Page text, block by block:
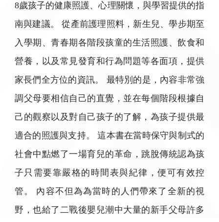
8歲孩子的健康照護、心理關懷，與學習提供的指
南與建議。 從產前護理照料，新生兒、學步期至
入學期、青春期各階段孩童的生活照護、飲食和
營養，以及常見發育和行為問題等各面項，提供
家長們全方位的資訊。 最特別的是，內容非常強
調父母要相信自己的直覺，並在每個階段根據自
己的觀察以及對自己孩子的了解，為孩子提供最
適合的照護與支持。 這本書在當時保守與制式的
社會中點燃了一場育兒的革命，跳脫傳統認為孩
子只需要靠嚴格的時間表與紀律，便可有效控
管。 內容不但為為當時的人們帶來了全新的視
野，也給了二戰後嬰兒潮中大量的新手父母許多